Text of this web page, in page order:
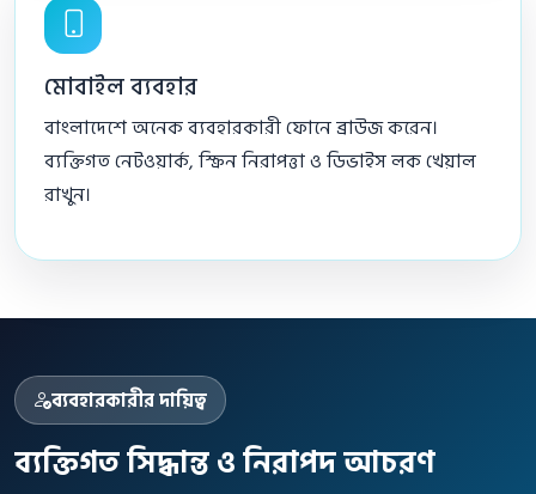
মোবাইল ব্যবহার
বাংলাদেশে অনেক ব্যবহারকারী ফোনে ব্রাউজ করেন।
ব্যক্তিগত নেটওয়ার্ক, স্ক্রিন নিরাপত্তা ও ডিভাইস লক খেয়াল
রাখুন।
ব্যবহারকারীর দায়িত্ব
ব্যক্তিগত সিদ্ধান্ত ও নিরাপদ আচরণ